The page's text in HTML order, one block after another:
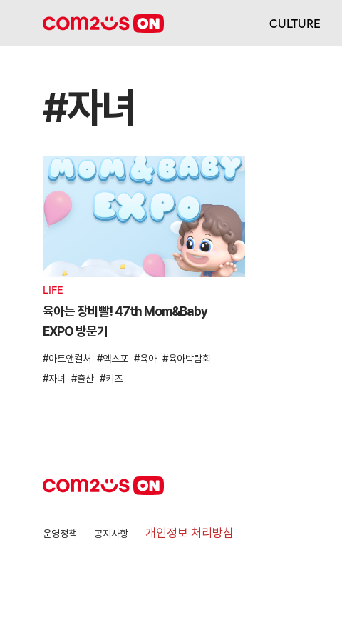
CULTURE
#자녀
LIFE
육아는 장비빨! 47th Mom&Baby
EXPO 방문기
아트앤컬처 엑스포 육아
육아박람회
자녀
출산 키즈
운영정책 공지사항 개인정보 처리방침